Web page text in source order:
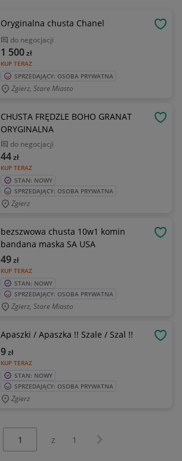
Oryginalna chusta Chanel
do negocjacji
KUP TERAZ
1 500zł
SPRZEDAJĄCY: OSOBA PRYWATNA
Zgierz, Stare Miasto
CHUSTA FRĘDZLE BOHO GRANAT
ORYGINALNA
do negocjacji
KUP TERAZ
44zł
STAN: NOWY
SPRZEDAJĄCY: OSOBA PRYWATNA
Zgierz
bezszwowa chusta 10w1 komin
bandana maska SA USA
KUP TERAZ
49zł
STAN: NOWY
SPRZEDAJĄCY: OSOBA PRYWATNA
Zgierz, Stare Miasto
Apaszki / Apaszka !! Szale / Szal !!
KUP TERAZ
9zł
STAN: NOWY
SPRZEDAJĄCY: OSOBA PRYWATNA
Zgierz
z 1 Następna strona